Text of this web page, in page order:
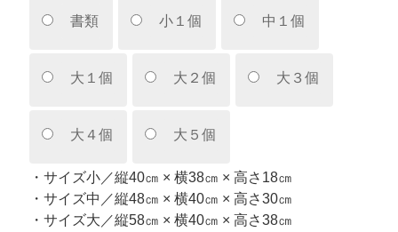
書類 小１個 中１個
大１個 大２個 大３個
大４個 大５個
・サイズ小／縦40㎝ × 横38㎝ × 高さ18㎝
・サイズ中／縦48㎝ × 横40㎝ × 高さ30㎝
・サイズ大／縦58㎝ × 横40㎝ × 高さ38㎝